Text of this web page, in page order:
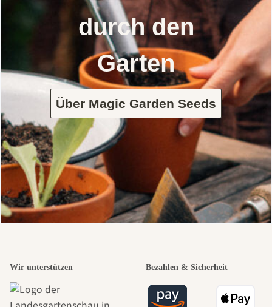
durch den
Garten
Über Magic Garden Seeds
Wir unterstützen Bezahlen & Sicherheit